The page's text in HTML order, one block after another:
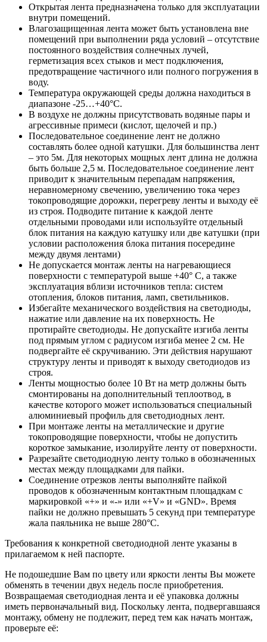
Открытая лента предназначена только для эксплуатации
внутри помещений.
Влагозащищенная лента может быть установлена вне
помещений при выполнении ряда условий – отсутствие
постоянного воздействия солнечных лучей,
герметизация всех стыков и мест подключения,
предотвращение частичного или полного погружения в
воду.
Температура окружающей среды должна находиться в
диапазоне -25…+40°С.
В воздухе не должны присутствовать водяные пары и
агрессивные примеси (кислот, щелочей и пр.)
Последовательное соединение лент не должно
составлять более одной катушки. Для большинства лент
– это 5м. Для некоторых мощных лент длина не должна
быть больше 2,5 м. Последовательное соединение лент
приводит к значительным перепадам напряжения,
неравномерному свечению, увеличению тока через
токопроводящие дорожки, перегреву ленты и выходу её
из строя. Подводите питание к каждой ленте
отдельными проводами или используйте отдельный
блок питания на каждую катушку или две катушки (при
условии расположения блока питания посередине
между двумя лентами)
Не допускается монтаж ленты на нагревающиеся
поверхности с температурой выше +40° C, а также
эксплуатация вблизи источников тепла: систем
отопления, блоков питания, ламп, светильников.
Избегайте механического воздействия на светодиоды,
нажатие или давление на их поверхность. Не
протирайте светодиоды. Не допускайте изгиба ленты
под прямым углом с радиусом изгиба менее 2 см. Не
подвергайте её скручиванию. Эти действия нарушают
структуру ленты и приводят к выходу светодиодов из
строя.
Ленты мощностью более 10 Вт на метр должны быть
смонтированы на дополнительный теплоотвод, в
качестве которого может использоваться специальный
алюминиевый профиль для светодиодных лент.
При монтаже ленты на металлические и другие
токопроводящие поверхности, чтобы не допустить
короткое замыкание, изолируйте ленту от поверхности.
Разрезайте светодиодную ленту только в обозначенных
местах между площадками для пайки.
Соединение отрезков ленты выполняйте пайкой
проводов к обозначенным контактным площадкам с
маркировкой «+» и «-» или «+V» и «GND». Время
пайки не должно превышать 5 секунд при температуре
жала паяльника не выше 280°С.
Требования к конкретной светодиодной ленте указаны в
прилагаемом к ней паспорте.
Не подошедшие Вам по цвету или яркости ленты Вы можете
обменять в течении двух недель после приобретения.
Возвращаемая светодиодная лента и её упаковка должны
иметь первоначальный вид. Поскольку лента, подвергавшаяся
монтажу, обмену не подлежит, перед тем как начать монтаж,
проверьте её: